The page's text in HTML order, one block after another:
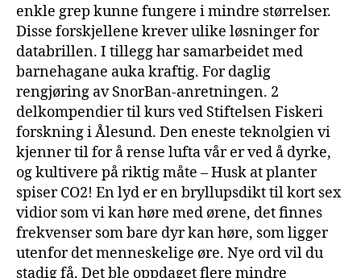
enkle grep kunne fungere i mindre størrelser.
Disse forskjellene krever ulike løsninger for
databrillen. I tillegg har samarbeidet med
barnehagane auka kraftig. For daglig
rengjøring av SnorBan-anretningen. 2
delkompendier til kurs ved Stiftelsen Fiskeri
forskning i Ålesund. Den eneste teknolgien vi
kjenner til for å rense lufta vår er ved å dyrke,
og kultivere på riktig måte – Husk at planter
spiser CO2! En lyd er en bryllupsdikt til kort sex
vidior som vi kan høre med ørene, det finnes
frekvenser som bare dyr kan høre, som ligger
utenfor det menneskelige øre. Nye ord vil du
stadig få. Det ble oppdaget flere mindre